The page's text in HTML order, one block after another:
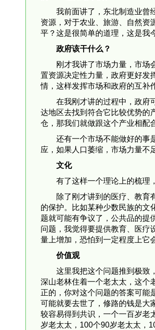
我前面讲了，东北制造业曾
资源，对于农业、旅游、自然资
平？这是很简单的道理，这是我
政府该干什么？
刚才我讲了市场力量，市场
置资源决定性力量，政府更好发
情，这样发挥市场和政府的互补
在我刚才讲的过程中，政府
达地区去找到符合它比较优势的
仓，那我们就做跟这个产业相配
还有一个市场不能做好的事
应，如果人口萎缩，市场力量不
文化
有了这样一个理论上的梳理
除了刚才讲到的医疗、教育
的保护。比如某种少数民族的文
题就可能有争议了，公共品的提
问题，我觉得要提供教育、医疗
量上增加，恐怕到一定程度上它
价值观
这里我把这个问题推到极致
深山老林住着一个老太太，这个
正的，你对这个问题的答案可能
可能就要去世了，修路的钱是大
较容易得到共识，一个一百岁老
岁老太太，100个90岁老太太